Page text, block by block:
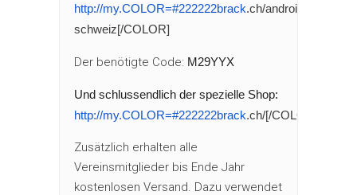
http://my.COLOR=#222222brack.ch/android-
schweiz[/COLOR]
Der benötigte Code: M29YYX
Und schlussendlich der spezielle Shop:
http://my.COLOR=#222222brack.ch/[/COLOR]
Zusätzlich erhalten alle
Vereinsmitglieder bis Ende Jahr
kostenlosen Versand. Dazu verwendet